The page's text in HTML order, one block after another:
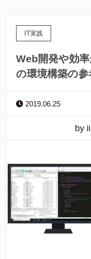
IT実践
Web開発や効
の環境構築の参
2019.06.25
by